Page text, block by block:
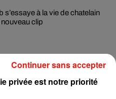
s’essaye à la vie de chatelain
clip
enfin le remix de « Love
privée est notre priorité
Continuer sans accepter